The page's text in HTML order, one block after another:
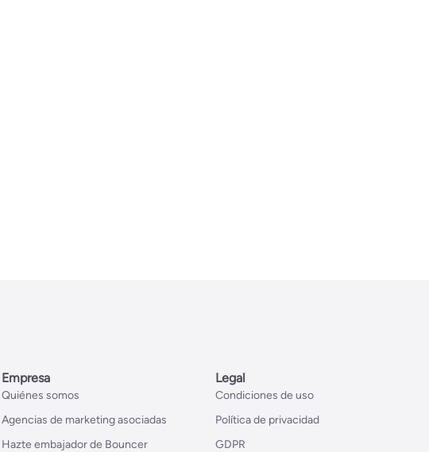
Empresa
Quiénes somos
Agencias de marketing asociadas
Hazte embajador de Bouncer
Legal
Condiciones de uso
Política de privacidad
GDPR